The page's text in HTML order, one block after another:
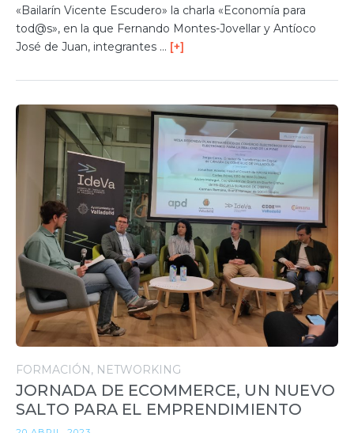
«Bailarín Vicente Escudero» la charla «Economía para
tod@s», en la que Fernando Montes-Jovellar y Antíoco
José de Juan, integrantes … [+]
FORMACIÓN NETWORKING
JORNADA DE ECOMMERCE, UN NUEVO
SALTO PARA EL EMPRENDIMIENTO